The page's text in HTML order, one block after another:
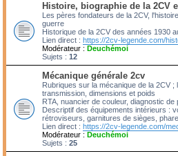
Histoire, biographie de la 2CV
Les pères fondateurs de la 2CV,
guerre
Historique de la 2CV des années 1930
Lien direct : https://2cv-legende.com/
Modérateur : Deuchémoi
Sujets : 12
Mécanique générale 2cv
Rubriques sur la mécanique de la 2CV ;
transmission, dimensions et poids
RTA, nuancier de couleur, diagnostic
Descriptif des équipements intérieurs :
rétroviseurs, garnitures de sièges,
Lien direct : https://2cv-legende.com/
Modérateur : Deuchémoi
Sujets : 25